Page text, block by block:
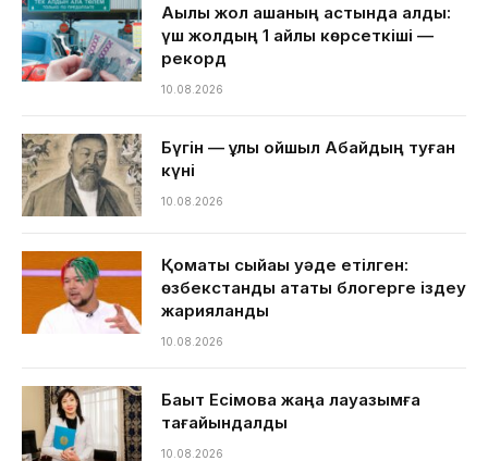
Ақылы жол ақшаның астында қалды:
үш жолдың 1 айлық көрсеткіші —
рекорд
10.08.2026
Бүгін — ұлы ойшыл Абайдың туған
күні
10.08.2026
Қомақты сыйақы уәде етілген:
өзбекстандық атақты блогерге іздеу
жарияланды
10.08.2026
Бақыт Есімова жаңа лауазымға
тағайындалды
10.08.2026